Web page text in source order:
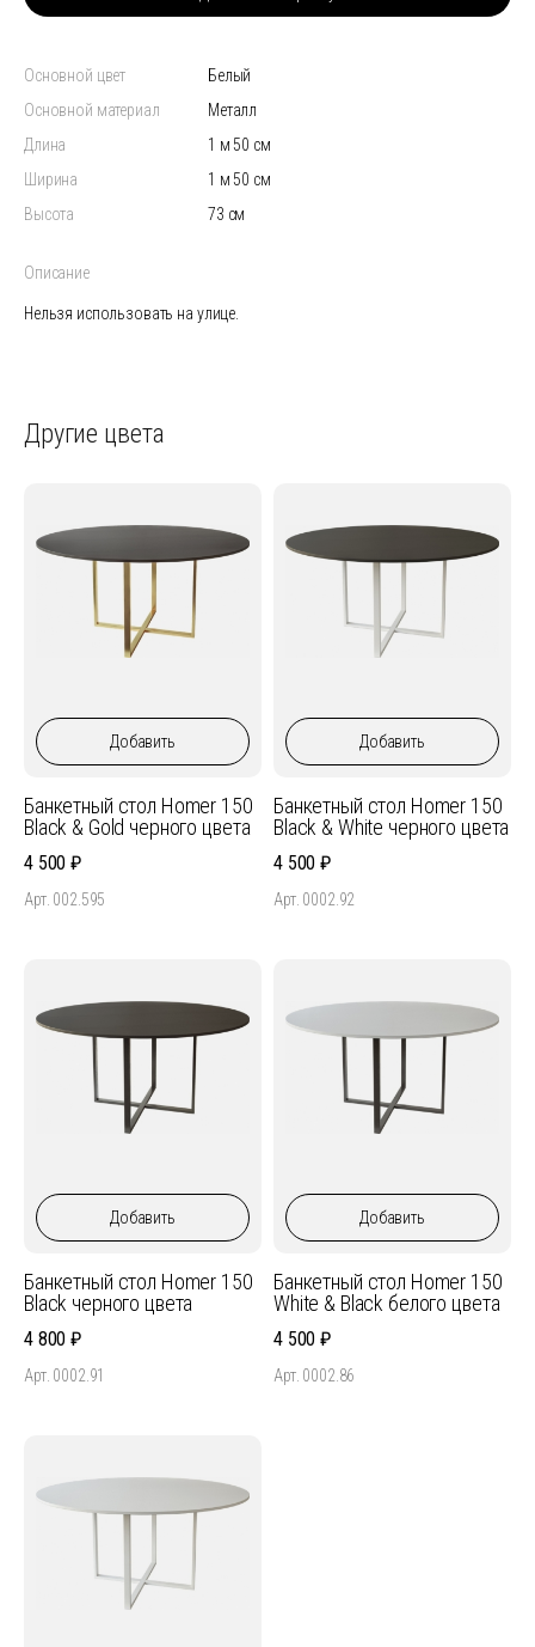
Основной цвет
белый
Основной материал
Металл
Длина
1 м 50 см
Ширина
1 м 50 см
Высота
73 см
Описание
Нельзя использовать на улице.
Другие цвета
Добавить
Банкетный стол Homer 150
Black & Gold черного цвета
4 500
Арт. 002.595
Добавить
Банкетный стол Homer 150
Black & White черного цвета
4 500
Арт. 0002.92
Добавить
Банкетный стол Homer 150
Black черного цвета
4 800
Арт. 0002.91
Добавить
Банкетный стол Homer 150
White & Black белого цвета
4 500
Арт. 0002.86